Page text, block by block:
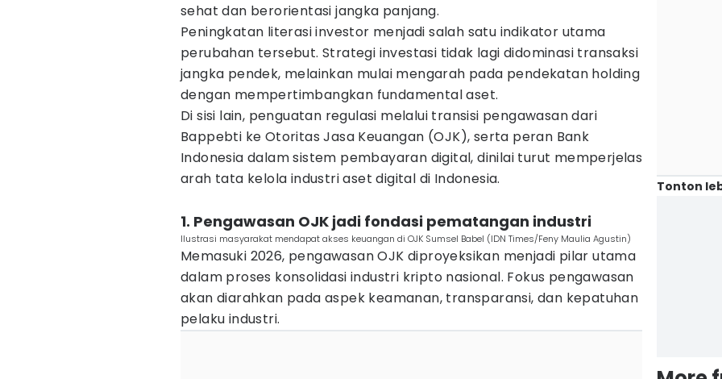
sehat dan berorientasi jangka panjang.
Peningkatan literasi investor menjadi salah satu indikator utama
perubahan tersebut. Strategi investasi tidak lagi didominasi transaksi
jangka pendek, melainkan mulai mengarah pada pendekatan holding
dengan mempertimbangkan fundamental aset.
Di sisi lain, penguatan regulasi melalui transisi pengawasan dari
Bappebti ke Otoritas Jasa Keuangan (OJK), serta peran Bank
Indonesia dalam sistem pembayaran digital, dinilai turut memperjelas
arah tata kelola industri aset digital di Indonesia.
1. Pengawasan OJK jadi fondasi pematangan industri
Ilustrasi masyarakat mendapat akses keuangan di OJK Sumsel Babel (IDN Times/Feny Maulia Agustin)
Memasuki 2026, pengawasan OJK diproyeksikan menjadi pilar utama
dalam proses konsolidasi industri kripto nasional. Fokus pengawasan
akan diarahkan pada aspek keamanan, transparansi, dan kepatuhan
pelaku industri.
Tonton